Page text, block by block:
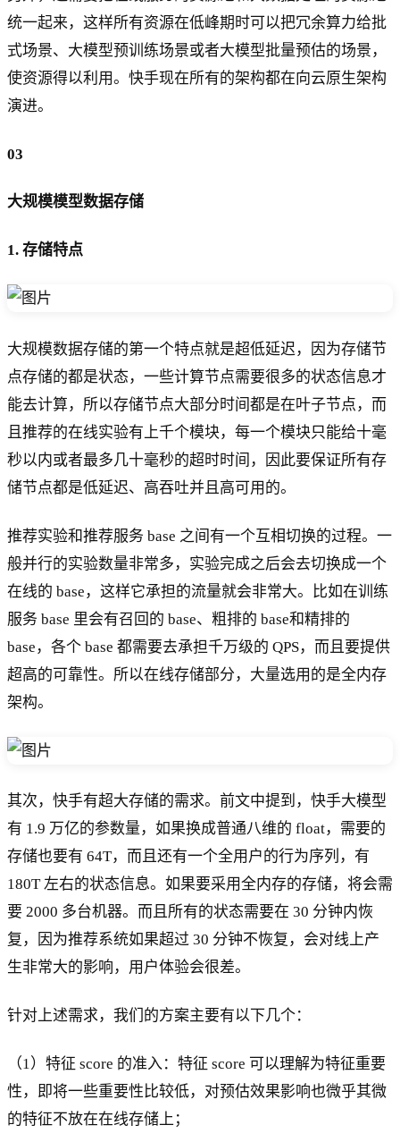
统一起来，这样所有资源在低峰期时可以把冗余算力给批
式场景、大模型预训练场景或者大模型批量预估的场景，
使资源得以利用。快手现在所有的架构都在向云原生架构
演进。
03
大规模模型数据存储
1. 存储特点
大规模数据存储的第一个特点就是超低延迟，因为存储节
点存储的都是状态，一些计算节点需要很多的状态信息才
能去计算，所以存储节点大部分时间都是在叶子节点，而
且推荐的在线实验有上千个模块，每一个模块只能给十毫
秒以内或者最多几十毫秒的超时时间，因此要保证所有存
储节点都是低延迟、高吞吐并且高可用的。
推荐实验和推荐服务 base 之间有一个互相切换的过程。一
般并行的实验数量非常多，实验完成之后会去切换成一个
在线的 base，这样它承担的流量就会非常大。比如在训练
服务 base 里会有召回的 base、粗排的 base和精排的
base，各个 base 都需要去承担千万级的 QPS，而且要提供
超高的可靠性。所以在线存储部分，大量选用的是全内存
架构。
其次，快手有超大存储的需求。前文中提到，快手大模型
有 1.9 万亿的参数量，如果换成普通八维的 float，需要的
存储也要有 64T，而且还有一个全用户的行为序列，有
180T 左右的状态信息。如果要采用全内存的存储，将会需
要 2000 多台机器。而且所有的状态需要在 30 分钟内恢
复，因为推荐系统如果超过 30 分钟不恢复，会对线上产
生非常大的影响，用户体验会很差。
针对上述需求，我们的方案主要有以下几个：
（1）特征 score 的准入：特征 score 可以理解为特征重要
性，即将一些重要性比较低，对预估效果影响也微乎其微
的特征不放在在线存储上；